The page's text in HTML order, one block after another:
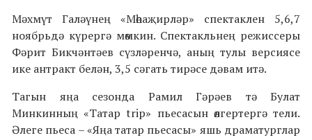
Мәхмүт Галәүнең «Мөһаҗирләр» спектаклен 5,6,7
ноябрьдә күрергә мөмкин. Спектакльнең режиссеры
Фәрит Бикчәнтәев сүзләренчә, аның тулы версиясе
ике антракт белән, 3,5 сәгать тирәсе дәвам итә.
Тагын яңа сезонда Рамил Гәрәев тә Булат
Минкинның «Татар trip» пьесасын өлгертергә тели.
Әлеге пьеса – «Яңа татар пьесасы» яшь драматурглар